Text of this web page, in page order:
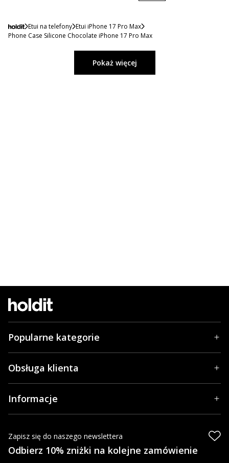
Etui na telefony Etui iPhone 17 Pro Max
Phone Case Silicone Chocolate iPhone 17 Pro Max
Pokaż więcej
Popularne kategorie
Obsługa klienta
Informacje
Zapisz się do naszego newslettera
Odbierz 10% zniżki na kolejne zamówienie